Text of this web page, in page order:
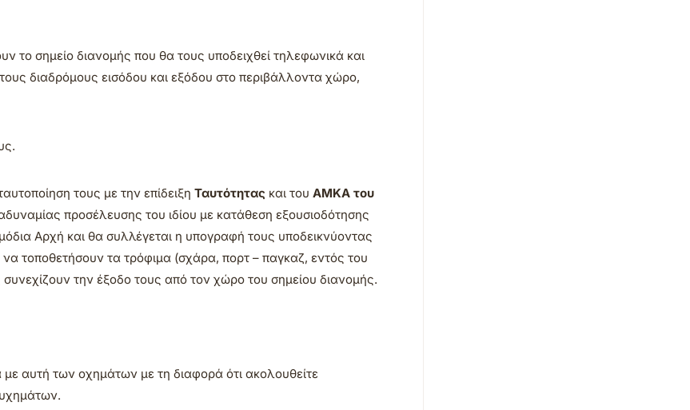
το σημείο διανομής που θα τους υποδειχθεί τηλεφωνικά και
διαδρόμους εισόδου και εξόδου στο περιβάλλοντα χώρο,
τους με την επίδειξη Ταυτότητας και του ΑΜΚΑ του
προσέλευσης του ιδίου με κατάθεση εξουσιοδότησης
Αρχή και θα συλλέγεται η υπογραφή τους υποδεικνύοντας
τοποθετήσουν τα τρόφιμα (σχάρα, πορτ – παγκαζ, εντός του
την έξοδο τους από τον χώρο του σημείου διανομής.
με αυτή των οχημάτων με τη διαφορά ότι ακολουθείτε